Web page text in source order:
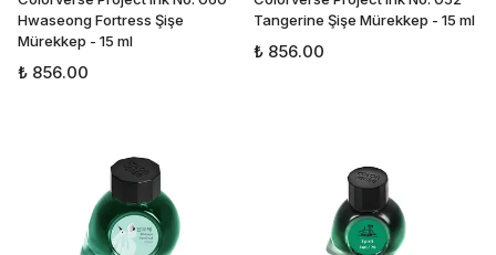
Hwaseong Fortress Şişe
Mürekkep - 15 ml
₺ 856.00
Tangerine Şişe Mürekkep - 15 ml
₺ 856.00